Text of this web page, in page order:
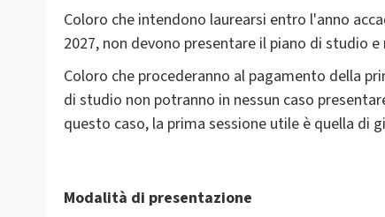
Coloro che intendono laurearsi entro l'anno
2027, non devono presentare il piano di studio
Coloro che procederanno al pagamento della
di studio non potranno in nessun caso
questo caso, la prima sessione utile è quella di
Modalità di presentazione